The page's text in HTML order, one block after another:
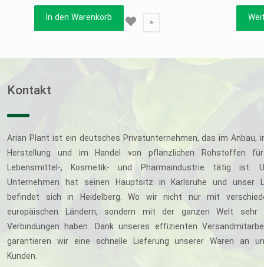
In den Warenkorb 0
Kontakt
Arian Plant ist ein deutsches Privatunternehmen, das im Anbau,
Herstellung und im Handel von pflanzlichen Rohstoffen
Lebensmittel-, Kosmetik- und Pharmaindustrie tätig ist.
Unternehmen hat seinen Hauptsitz in Karlsruhe und unser
befindet sich in Heidelberg. Wo wir nicht nur mit
europäischen Ländern, sondern mit der ganzen Welt sehr
Verbindungen haben. Dank unseres effizienten
garantieren wir eine schnelle Lieferung unserer Waren an
Kunden.